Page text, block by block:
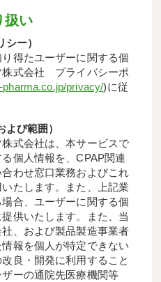
い
ー）
得たユーザーに関する個
株式会社 プライバシーポ
pharma.co.jp/privacy/)に従
び範囲）
式会社は、本サービスで
個人情報を、CPAP関連
わせ窓口業務およびこれ
たします。また、上記業
合、ユーザーに関する個
供いたします。また、当
、および製品製造事業者
報を個人が特定できない
良・開発に利用すること
ーの通院先医療機関等